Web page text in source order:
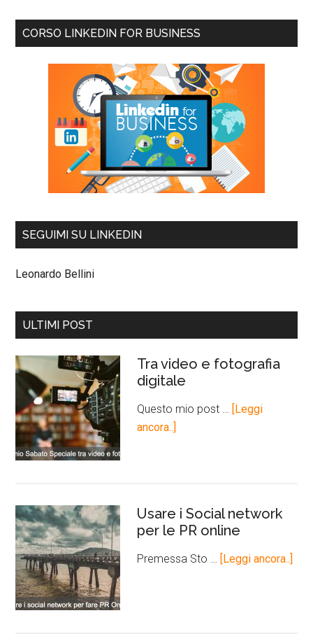
CORSO LINKEDIN FOR BUSINESS
SEGUIMI SU LINKEDIN
Leonardo Bellini
ULTIMI POST
Tra video e fotografia
digitale
Questo mio post …
[Leggi
ancora..]
Usare i Social network
per le PR online
Premessa Sto … [Leggi ancora..]